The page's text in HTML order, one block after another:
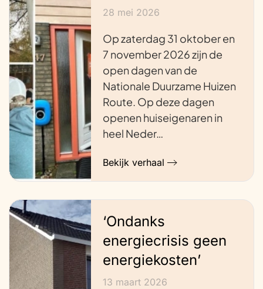
28 mei 2026
Op zaterdag 31 oktober en
7 november 2026 zijn de
open dagen van de
Nationale Duurzame Huizen
Route. Op deze dagen
openen huiseigenaren in
heel Neder…
Bekijk verhaal
‘Ondanks
energiecrisis geen
energiekosten’
13 maart 2026